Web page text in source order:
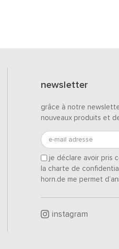
newsletter
grâce à notre
nouveaux produits et
e-mail adresse
je déclare avoir pris
la charte de
horn.de me permet
instagram